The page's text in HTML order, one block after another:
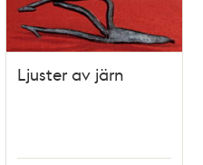
Ljuster av järn